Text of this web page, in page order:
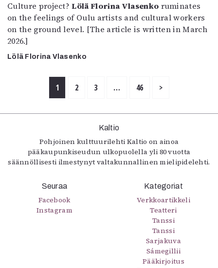
Culture project?Lölä Florina Vlasenko ruminates
on the feelings of Oulu artists and cultural workers
on the ground level. [The article is written in March
2026.]
Lölä Florina Vlasenko
1 2 3 … 46 >
Kaltio
Pohjoinen kulttuurilehti Kaltio on ainoa
pääkaupunkiseudun ulkopuolella yli 80 vuotta
säännöllisesti ilmestynyt valtakunnallinen mielipidelehti.
Seuraa
Facebook
Instagram
Kategoriat
Verkkoartikkeli
Teatteri
Tanssi
Tanssi
Sarjakuva
Sámegillii
Pääkirjoitus